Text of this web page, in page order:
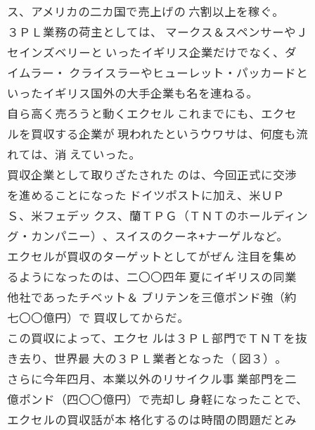
ス、アメリカの二カ国で売上げの 六割以上を稼ぐ。
３ＰＬ業務の荷主としては、 マークス＆スペンサーやＪ
セインズベリーと いったイギリス企業だけでなく、ダ
イムラー・ クライスラーやヒューレット・パッカードと
いったイギリス国外の大手企業も名を連ねる。
自ら高く売ろうと動くエクセル これまでにも、エクセ
ルを買収する企業が 現われたというウワサは、何度も流
れては、消 えていった。
買収企業として取りざたされた のは、今回正式に交渉
を進めることになった ドイツポストに加え、米ＵＰ
Ｓ、米フェデッ クス、蘭ＴＰＧ（ＴＮＴのホールディン
グ・カンパニー）、スイスのクーネ+ナーゲルなど。
エクセルが買収のターゲットとしてがぜん 注目を集め
るようになったのは、二〇〇四年 夏にイギリスの同業
他社であったチベット＆ ブリテンを三億ポンド強（約
七〇〇億円）で 買収してからだ。
この買収によって、エクセ ルは３ＰＬ部門でＴＮＴを抜
き去り、世界最 大の３ＰＬ業者となった（ 図３）。
さらに今年四月、本業以外のリサイクル事 業部門を二
億ポンド（四〇〇億円）で売却し 身軽になったことで、
エクセルの買収話が本 格化するのは時間の問題だとみ